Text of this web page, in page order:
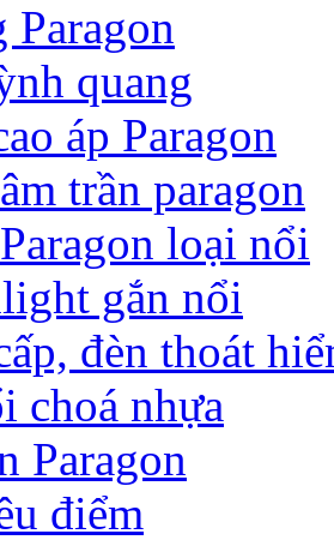
Paragon
quang
áp Paragon
trần paragon
loại nổi
gắn nổi
đèn thoát
choá nhựa
Paragon
điểm